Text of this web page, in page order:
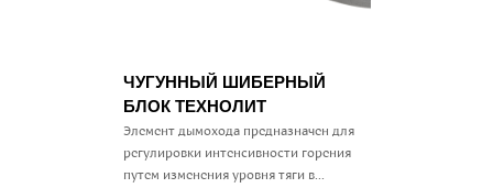
ЧУГУННЫЙ ШИБЕРНЫЙ
БЛОК ТЕХНОЛИТ
Элемент дымохода предназначен для
регулировки интенсивности горения
путем изменения уровня тяги в...